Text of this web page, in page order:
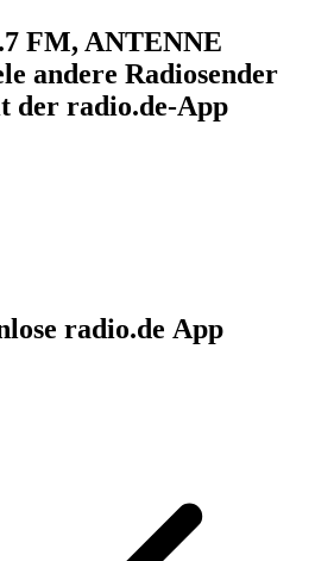
FM, ANTENNE
andere Radiosender
der radio.de-App
radio.de App